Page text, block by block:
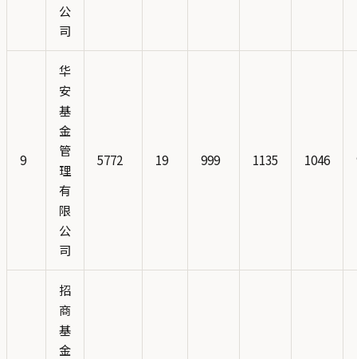
公
司
9
华
安
基
金
管
理
有
限
公
司
5772 19 999 1135 1046
招
商
基
金